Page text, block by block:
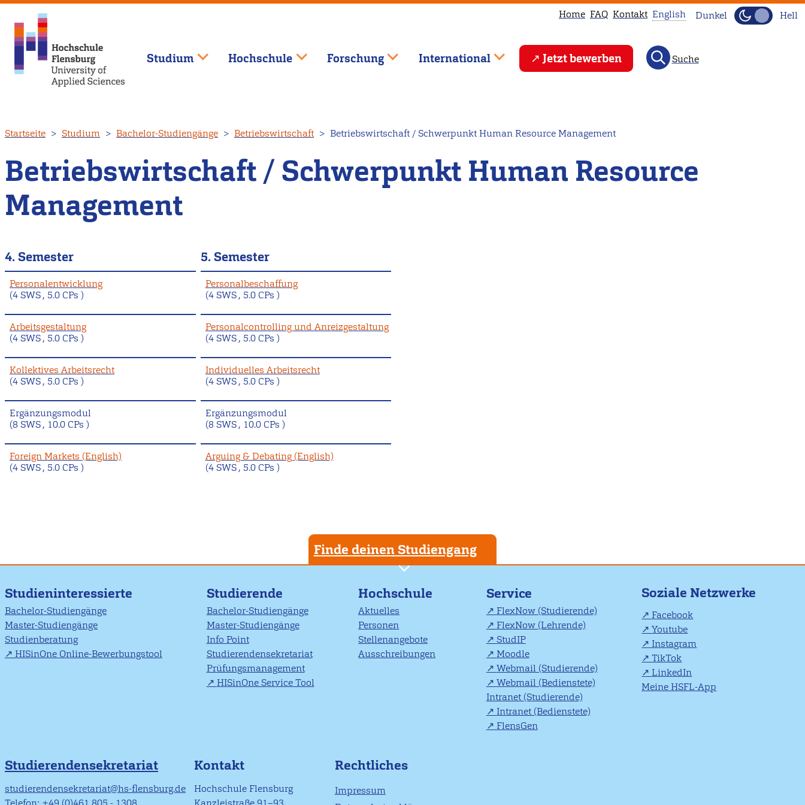
zum
Inhalt
Home FAQ Kontakt
This
page
Head
to
English Dunkel Hell
Studium Hochschule Forschung International Jetzt bewerben Suche
Startseite Studium Bachelor-Studiengänge Betriebswirtschaft Betriebswirtschaft / Schwerpunkt Human Resource Management
Betriebswirtschaft / Schwerpunkt Human Resource
Management
4. Semester
Personalentwicklung
(4 SWS , 5.0 CPs )
Arbeitsgestaltung
(4 SWS , 5.0 CPs )
Kollektives Arbeitsrecht
(4 SWS , 5.0 CPs )
Ergänzungsmodul
(8 SWS , 10.0 CPs )
Foreign Markets (English)
(4 SWS , 5.0 CPs )
5. Semester
Personalbeschaffung
(4 SWS , 5.0 CPs )
Personalcontrolling und Anreizgestaltung
(4 SWS , 5.0 CPs )
Individuelles Arbeitsrecht
(4 SWS , 5.0 CPs )
Ergänzungsmodul
(8 SWS , 10.0 CPs )
Arguing & Debating (English)
(4 SWS , 5.0 CPs )
Finde deinen Studiengang
Studieninteressierte
Bachelor-Studiengänge
Master-Studiengänge
Studienberatung
HISinOne Online-Bewerbungstool
Studierende
Bachelor-Studiengänge
Master-Studiengänge
Info Point
Studierendensekretariat
Prüfungsmanagement
HISinOne Service Tool
Hochschule
Aktuelles
Personen
Stellenangebote
Ausschreibungen
Service
FlexNow (Studierende)
FlexNow (Lehrende)
StudIP
Moodle
Webmail (Studierende)
Webmail (Bedienstete)
Intranet (Studierende)
Intranet (Bedienstete)
FlensGen
Soziale Netzwerke
Facebook
Youtube
Instagram
TikTok
LinkedIn
Meine HSFL-App
Studierendensekretariat
studierendensekretariat@hs-flensburg.de
Kontakt
Hochschule Flensburg
Rechtliches
Impressum